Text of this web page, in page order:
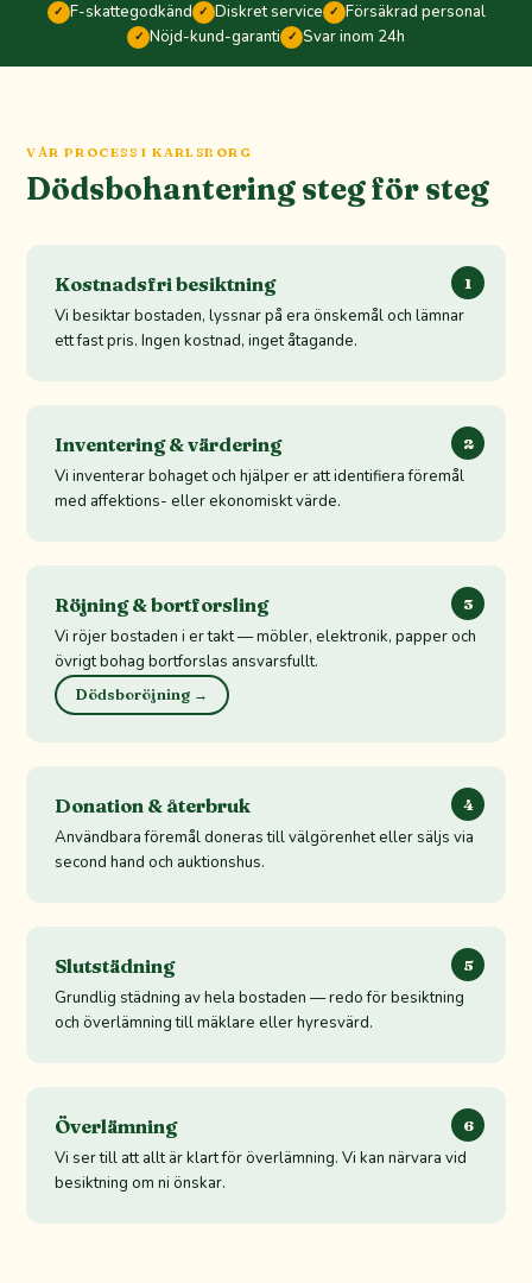
✓ F-skattegodkänd ✓ Diskret service ✓ Försäkrad personal
✓ Nöjd-kund-garanti ✓ Svar inom 24h
VÅR PROCESS I KARLSBORG
Dödsbohantering steg för steg
1
Kostnadsfri besiktning
Vi besiktar bostaden, lyssnar på era önskemål och lämnar
ett fast pris. Ingen kostnad, inget åtagande.
2
Inventering & värdering
Vi inventerar bohaget och hjälper er att identifiera föremål
med affektions- eller ekonomiskt värde.
3
Röjning & bortforsling
Vi röjer bostaden i er takt — möbler, elektronik, papper och
övrigt bohag bortforslas ansvarsfullt.
Dödsboröjning →
4
Donation & återbruk
Användbara föremål doneras till välgörenhet eller säljs via
second hand och auktionshus.
5
Slutstädning
Grundlig städning av hela bostaden — redo för besiktning
och överlämning till mäklare eller hyresvärd.
6
Överlämning
Vi ser till att allt är klart för överlämning. Vi kan närvara vid
besiktning om ni önskar.